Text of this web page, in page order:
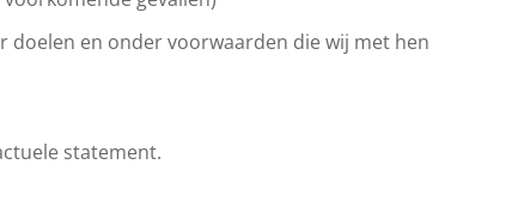
en onder voorwaarden die wij met hen
statement.